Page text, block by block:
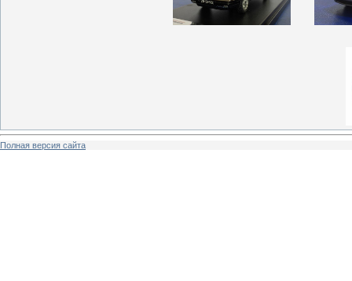
Полная версия сайта